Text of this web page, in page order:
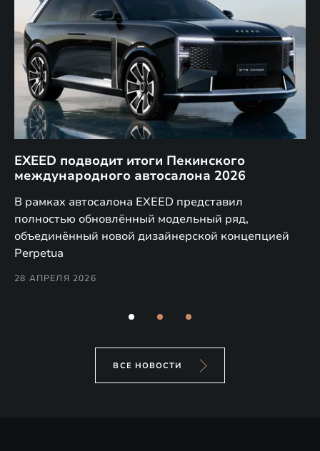
EXEED подводит итоги Пекинского
международного автосалона 2026
В рамках автосалона EXEED представил
полностью обновлённый модельный ряд,
объединённый новой дизайнерской концепцией
Perpetua
28 АПРЕЛЯ 2026
ВСЕ НОВОСТИ